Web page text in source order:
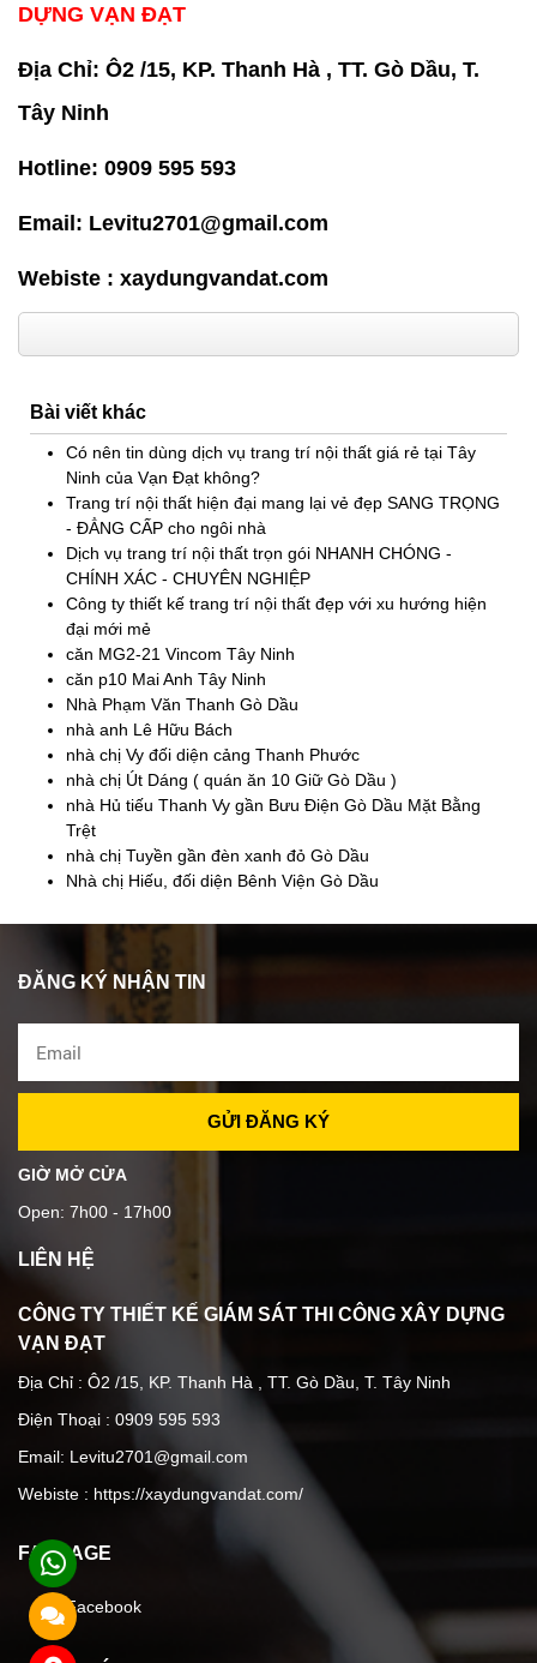
DỰNG VẠN ĐẠT
Địa Chỉ: Ô2 /15, KP. Thanh Hà , TT. Gò Dầu, T.
Tây Ninh
Hotline: 0909 595 593
Email: Levitu2701@gmail.com
Webiste : xaydungvandat.com
Bài viết khác
Có nên tin dùng dịch vụ trang trí nội thất giá rẻ tại Tây
Ninh của Vạn Đạt không?
Trang trí nội thất hiện đại mang lại vẻ đẹp SANG TRỌNG
- ĐẲNG CẤP cho ngôi nhà
Dịch vụ trang trí nội thất trọn gói NHANH CHÓNG -
CHÍNH XÁC - CHUYÊN NGHIỆP
Công ty thiết kế trang trí nội thất đẹp với xu hướng hiện
đại mới mẻ
căn MG2-21 Vincom Tây Ninh
căn p10 Mai Anh Tây Ninh
Nhà Phạm Văn Thanh Gò Dầu
nhà anh Lê Hữu Bách
nhà chị Vy đối diện cảng Thanh Phước
nhà chị Út Dáng ( quán ăn 10 Giữ Gò Dầu )
nhà Hủ tiếu Thanh Vy gần Bưu Điện Gò Dầu Mặt Bằng
Trệt
nhà chị Tuyền gần đèn xanh đỏ Gò Dầu
Nhà chị Hiếu, đối diện Bênh Viện Gò Dầu
ĐĂNG KÝ NHẬN TIN
GIỜ MỞ CỬA
Open: 7h00 - 17h00
LIÊN HỆ
CÔNG TY THIẾT KẾ GIÁM SÁT THI CÔNG XÂY DỰNG
VẠN ĐẠT
Địa Chỉ : Ô2 /15, KP. Thanh Hà , TT. Gò Dầu, T. Tây Ninh
Điện Thoại : 0909 595 593
Email: Levitu2701@gmail.com
Webiste : https://xaydungvandat.com/
FANPAGE
Facebook